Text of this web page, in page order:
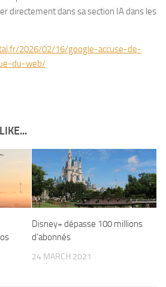
directement dans sa section IA dans les
2026/02/16/google-accuse-de-
du-web/
Disney+ dépasse 100 millions
d’abonnés
24 MARCH 2021